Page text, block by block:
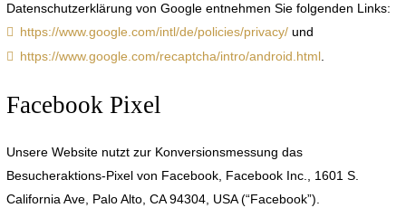
Datenschutzerklärung von Google entnehmen Sie folgenden Links:
https://www.google.com/intl/de/policies/privacy/ und
https://www.google.com/recaptcha/intro/android.html
Facebook Pixel
Unsere Website nutzt zur Konversionsmessung das
Besucheraktions-Pixel von Facebook, Facebook Inc., 1601 S.
California Ave, Palo Alto, CA 94304, USA (“Facebook”).